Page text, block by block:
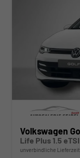
Volkswagen
Life Plus 1.5
unverbindliche